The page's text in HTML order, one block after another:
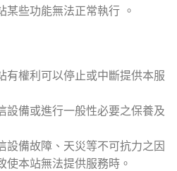
某些功能無法正常執行 。
有權利可以停止或中斷提供本服
設備或進行一般性必要之保養及
設備故障、天災等不可抗力之因
使本站無法提供服務時。